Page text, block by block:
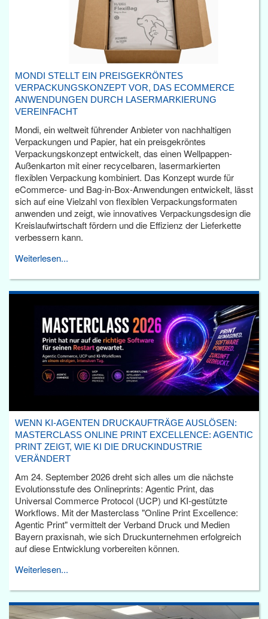
MONDI STELLT EIN PREISGEKRÖNTES
VERPACKUNGSKONZEPT VOR, DAS ECOMMERCE
ANWENDUNGEN DURCH LASERMARKIERUNG
VEREINFACHT
Mondi, ein weltweit führender Anbieter von nachhaltigen
Verpackungen und Papier, hat ein preisgekröntes
Verpackungskonzept entwickelt, das einen Wellpappen-
Außenkarton mit einer recycelbaren, lasermarkierten
flexiblen Verpackung kombiniert. Das Konzept wurde für
eCommerce- und Bag-in-Box-Anwendungen entwickelt, lässt
sich auf eine Vielzahl von flexiblen Verpackungsformaten
anwenden und zeigt, wie innovatives Verpackungsdesign die
Kreislaufwirtschaft fördern und die Effizienz der Lieferkette
verbessern kann.
Weiterlesen...
WENN KI-AGENTEN DRUCKAUFTRÄGE AUSLÖSEN:
MASTERCLASS ONLINE PRINT EXCELLENCE: AGENTIC
PRINT ZEIGT, WIE KI DIE DRUCKINDUSTRIE
VERÄNDERT
Am 24. September 2026 dreht sich alles um die nächste
Evolutionsstufe des Onlineprints: Agentic Print, das
Universal Commerce Protocol (UCP) und KI-gestützte
Workflows. Mit der Masterclass "Online Print Excellence:
Agentic Print" vermittelt der Verband Druck und Medien
Bayern praxisnah, wie sich Druckunternehmen erfolgreich
auf diese Entwicklung vorbereiten können.
Weiterlesen...